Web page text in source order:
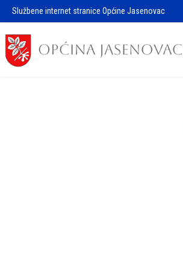
Službene internet stranice Općine Jasenovac